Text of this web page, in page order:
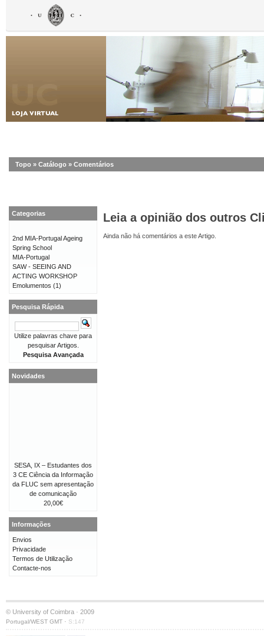
Topo » Catálogo » Comentários
Leia a opinião dos outros
Ainda não há comentários a este Artigo.
Categorias
2nd MIA-Portugal Ageing
Spring School
MIA-Portugal
SAW - SEEING AND
ACTING WORKSHOP
Emolumentos (1)
Pesquisa Rápida
Utilize palavras chave para
pesquisar Artigos.
Pesquisa Avançada
Novidades
SESA, IX – Estudantes dos
3 CE Ciência da Informação
da FLUC sem apresentação
de comunicação
20,00€
Informações
Envios
Privacidade
Termos de Utilização
Contacte-nos
© University of Coimbra · 2009
Portugal/WEST GMT · S:147